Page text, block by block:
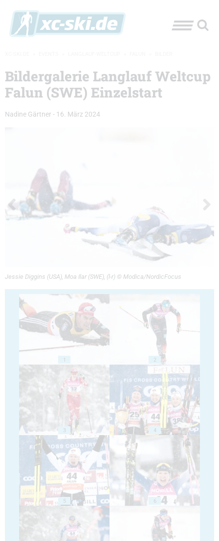
Bildergalerie Langlauf Weltcup
Falun (SWE) Einzelstart
Nadine Gärtner - 16. März 2024
Jessie Diggins (USA), Moa Ilar (SWE), (l-r) © Modica/NordicFocus
1 2
3 4
5 6